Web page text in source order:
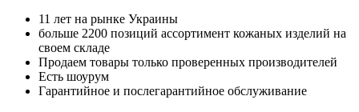
11 лет на рынке Украины
больше 2200 позиций ассортимент кожаных изделий на
своем складе
Продаем товары только проверенных производителей
Есть шоурум
Гарантийное и послегарантийное обслуживание